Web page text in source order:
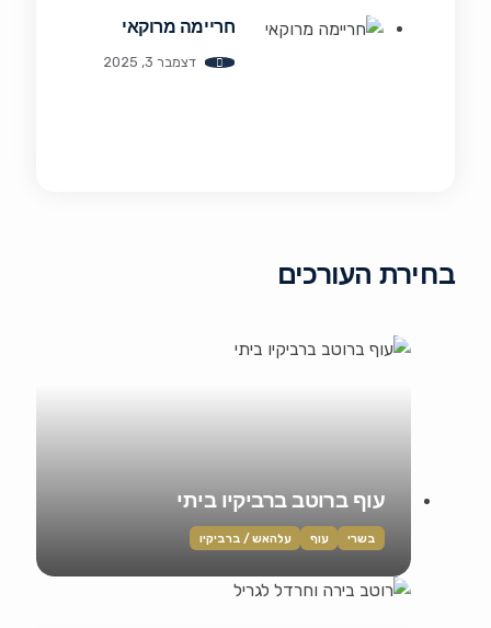
חריימה מרוקאי
דצמבר 3, 2025
בחירת העורכים
עוף ברוטב ברביקיו ביתי
בשרי עוף עלהאש / ברביקיו